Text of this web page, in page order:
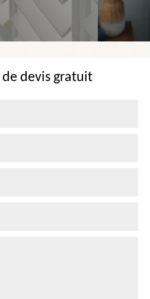
devis gratuit